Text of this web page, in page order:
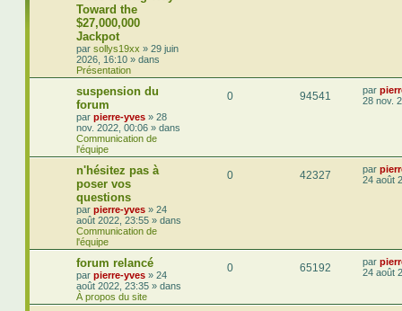
Toward the
$27,000,000
Jackpot
par sollys19xx » 29 juin
2026, 16:10 » dans
Présentation
suspension du
forum
par pierre-yves » 28
nov. 2022, 00:06 » dans
Communication de
l'équipe
0 94541 par
28 nov.
n'hésitez pas à
poser vos
questions
par pierre-yves » 24
août 2022, 23:55 » dans
Communication de
l'équipe
0 42327 par
24 août
forum relancé
par pierre-yves » 24
août 2022, 23:35 » dans
À propos du site
0 65192 par
24 août